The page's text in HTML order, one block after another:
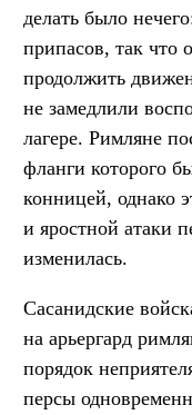
делать было
припасов, так
продолжить
не замедлили
лагере. Римляне
фланги которого
конницей, однако
и яростной атаки
изменилась.
Сасанидские
на арьергард
порядок
персы